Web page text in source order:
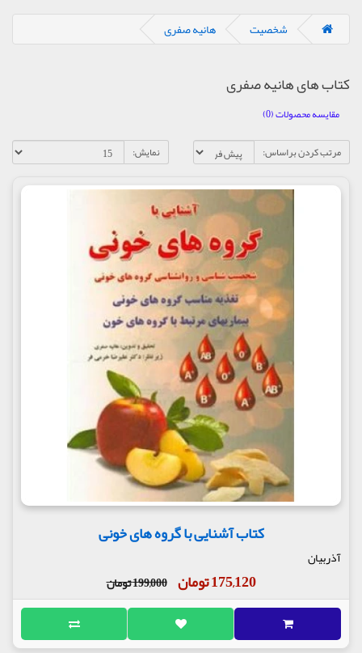
شخصیت هانیه صفری
کتاب های هانیه صفری
مقایسه محصولات (0)
مرتب کردن براساس:
نمایش:
کتاب آشنایی با گروه های خونی
آذربیان
175,120 تومان 199,000 تومان